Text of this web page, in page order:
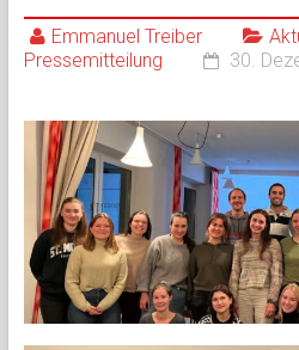
Emmanuel Treiber
Pressemitteilung
30.